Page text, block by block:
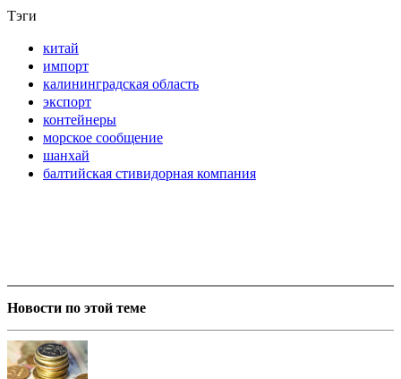
Тэги
китай
импорт
калининградская область
экспорт
контейнеры
морское сообщение
шанхай
балтийская стивидорная компания
Новости по этой теме